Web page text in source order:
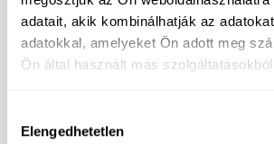
adatait, akik kombinálhatják az
adatokkal, amelyeket Ön adott meg
Ön által használt más
kiválasztása
Elengedhetetlen
Friss sertés bőrös
Friss